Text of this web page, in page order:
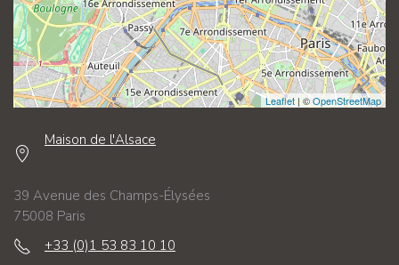
Leaflet| ©OpenStreetMap
Maison de l'Alsace
39 Avenue des Champs-Élysées
75008 Paris
+33 (0)1 53 83 10 10